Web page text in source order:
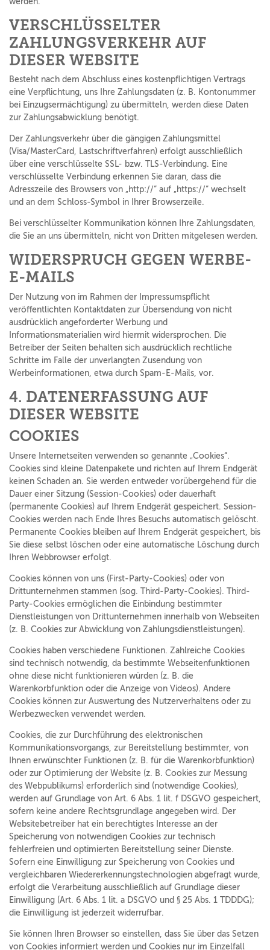
VERSCHLÜSSELTER
ZAHLUNGSVERKEHR AUF
DIESER WEBSITE
Besteht nach dem Abschluss eines kostenpflichtigen Vertrags
eine Verpflichtung, uns Ihre Zahlungsdaten (z. B. Kontonummer
bei Einzugsermächtigung) zu übermitteln, werden diese Daten
zur Zahlungsabwicklung benötigt.
Der Zahlungsverkehr über die gängigen Zahlungsmittel
(Visa/MasterCard, Lastschriftverfahren) erfolgt ausschließlich
über eine verschlüsselte SSL- bzw. TLS-Verbindung. Eine
verschlüsselte Verbindung erkennen Sie daran, dass die
Adresszeile des Browsers von „http://“ auf „https://“ wechselt
und an dem Schloss-Symbol in Ihrer Browserzeile.
Bei verschlüsselter Kommunikation können Ihre Zahlungsdaten,
die Sie an uns übermitteln, nicht von Dritten mitgelesen werden.
WIDERSPRUCH GEGEN WERBE-
E-MAILS
Der Nutzung von im Rahmen der Impressumspflicht
veröffentlichten Kontaktdaten zur Übersendung von nicht
ausdrücklich angeforderter Werbung und
Informationsmaterialien wird hiermit widersprochen. Die
Betreiber der Seiten behalten sich ausdrücklich rechtliche
Schritte im Falle der unverlangten Zusendung von
Werbeinformationen, etwa durch Spam-E-Mails, vor.
4. DATENERFASSUNG AUF
DIESER WEBSITE
COOKIES
Unsere Internetseiten verwenden so genannte „Cookies“.
Cookies sind kleine Datenpakete und richten auf Ihrem Endgerät
keinen Schaden an. Sie werden entweder vorübergehend für die
Dauer einer Sitzung (Session-Cookies) oder dauerhaft
(permanente Cookies) auf Ihrem Endgerät gespeichert. Session-
Cookies werden nach Ende Ihres Besuchs automatisch gelöscht.
Permanente Cookies bleiben auf Ihrem Endgerät gespeichert, bis
Sie diese selbst löschen oder eine automatische Löschung durch
Ihren Webbrowser erfolgt.
Cookies können von uns (First-Party-Cookies) oder von
Drittunternehmen stammen (sog. Third-Party-Cookies). Third-
Party-Cookies ermöglichen die Einbindung bestimmter
Dienstleistungen von Drittunternehmen innerhalb von Webseiten
(z. B. Cookies zur Abwicklung von Zahlungsdienstleistungen).
Cookies haben verschiedene Funktionen. Zahlreiche Cookies
sind technisch notwendig, da bestimmte Webseitenfunktionen
ohne diese nicht funktionieren würden (z. B. die
Warenkorbfunktion oder die Anzeige von Videos). Andere
Cookies können zur Auswertung des Nutzerverhaltens oder zu
Werbezwecken verwendet werden.
Cookies, die zur Durchführung des elektronischen
Kommunikationsvorgangs, zur Bereitstellung bestimmter, von
Ihnen erwünschter Funktionen (z. B. für die Warenkorbfunktion)
oder zur Optimierung der Website (z. B. Cookies zur Messung
des Webpublikums) erforderlich sind (notwendige Cookies),
werden auf Grundlage von Art. 6 Abs. 1 lit. f DSGVO gespeichert,
sofern keine andere Rechtsgrundlage angegeben wird. Der
Websitebetreiber hat ein berechtigtes Interesse an der
Speicherung von notwendigen Cookies zur technisch
fehlerfreien und optimierten Bereitstellung seiner Dienste.
Sofern eine Einwilligung zur Speicherung von Cookies und
vergleichbaren Wiedererkennungstechnologien abgefragt wurde,
erfolgt die Verarbeitung ausschließlich auf Grundlage dieser
Einwilligung (Art. 6 Abs. 1 lit. a DSGVO und § 25 Abs. 1 TDDDG);
die Einwilligung ist jederzeit widerrufbar.
Sie können Ihren Browser so einstellen, dass Sie über das Setzen
von Cookies informiert werden und Cookies nur im Einzelfall